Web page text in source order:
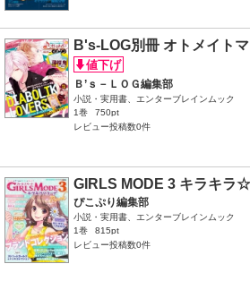
B's-LOG別冊 オトメイト
Ｂ’ｓ－ＬＯＧ編集部
小説・実用書、エンターブレインムック
1巻
750pt
レビュー投稿数0件
GIRLS MODE 3 キラキラ
ぴこぷり編集部
小説・実用書、エンターブレインムック
1巻
815pt
レビュー投稿数0件